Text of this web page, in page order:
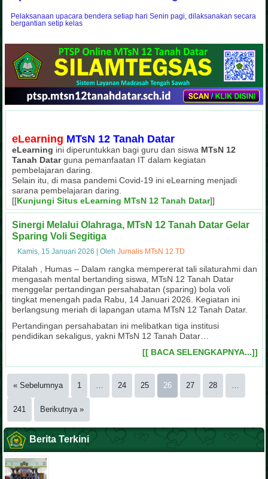
Pelaksanaan upacara bendera setiap hari Senin pagi, dilaksanakan secara
bergantian setip kelas
Ekstrakurikuler Tahfizh Al-Qur'an
Tahfizh Al-Qur'an merupakan salah satu kegiatan ekstrakurikuler unggulan
Penyambutan Siswa di Pagi Hari
Sebuah kegiatan pembiasaan guna membina akhlakul karimah pada peserta
di pagi hari
Penilaian Lomba Sekolah Sehat
Kegiatan Penilaian Lomba Sekolah Sehat (LSS) MTsN 12 Tanah Datar
Masa Ta'aruf Siswa Madrasah (Matsama)
Masa Ta'aruf Siswa Madrasah (Matsama) di MTsN 12 Tanah Datar
guna pembinaan kedisiplinan
Kegiatan Pramuka MTsN 12 Tanah Datar
Ekstrakurikuler Pramuka juga menjadi wadah dalam membina mental peserta
Kegiatan OSIM Cup MTsN 12 Tanah Datar
Kegiatan OSIM Cup MTsN 12 Tanah Datar sebagai wujud partisipasi peserta
Juara I Sepak Bola OSIM Cup MTsN 9 Tanah Datar
MTsN 12 Tanah Datar meraih Juara I Sepak Bola pada kegiatan OSIM Cup di
Gotong Royong di Masyarakat
Kegiatan gotong royong di lingkungan masyarakat sebagai wujud kepedulian
eLearning MTsN 12 Tanah Datar
eLearning ini diperuntukkan bagi guru dan siswa MTsN 12
Tanah Datarguna pemanfaatan IT dalam kegiatan
pembelajaran daring.
Selain itu, di masa pandemi Covid-19 ini eLearning menjadi
sarana pembelajaran daring.
[[Kunjungi Situs eLearning MTsN 12 Tanah Datar]]
Sinergi Melalui Olahraga, MTsN 12 Tanah Datar Gelar
Sparing Voli Segitiga
Kamis, 15 Januari 2026 |Oleh Jurnalis MTsN 12 TD
Pitalah , Humas – Dalam rangka mempererat tali silaturahmi dan
mengasah mental bertanding siswa, MTsN 12 Tanah Datar
menggelar pertandingan persahabatan (sparing) bola voli
tingkat menengah pada Rabu, 14 Januari 2026. Kegiatan ini
berlangsung meriah di lapangan utama MTsN 12 Tanah Datar.
Pertandingan persahabatan ini melibatkan tiga institusi
pendidikan sekaligus, yakni MTsN 12 Tanah Datar…
[[ BACA SELENGKAPNYA...]]
« Sebelumnya 1 … 24 25 26 27 28 …
241 Berikutnya »
Berita Terkini